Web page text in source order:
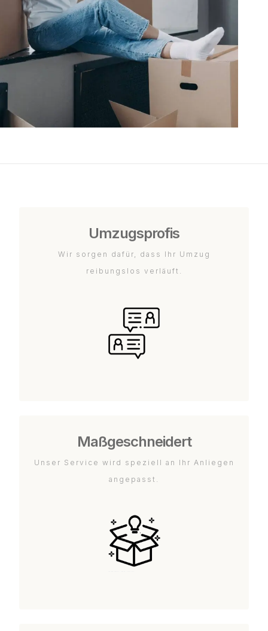
Umzugsprofis
Wir sorgen dafür, dass Ihr Umzug
reibungslos verläuft.
Maßgeschneidert
Unser Service wird speziell an Ihr Anliegen
angepasst.